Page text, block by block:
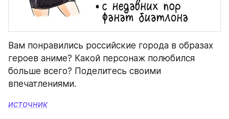
Вам понравились российские города в образах
героев аниме? Какой персонаж полюбился
больше всего? Поделитесь своими
впечатлениями.
источник